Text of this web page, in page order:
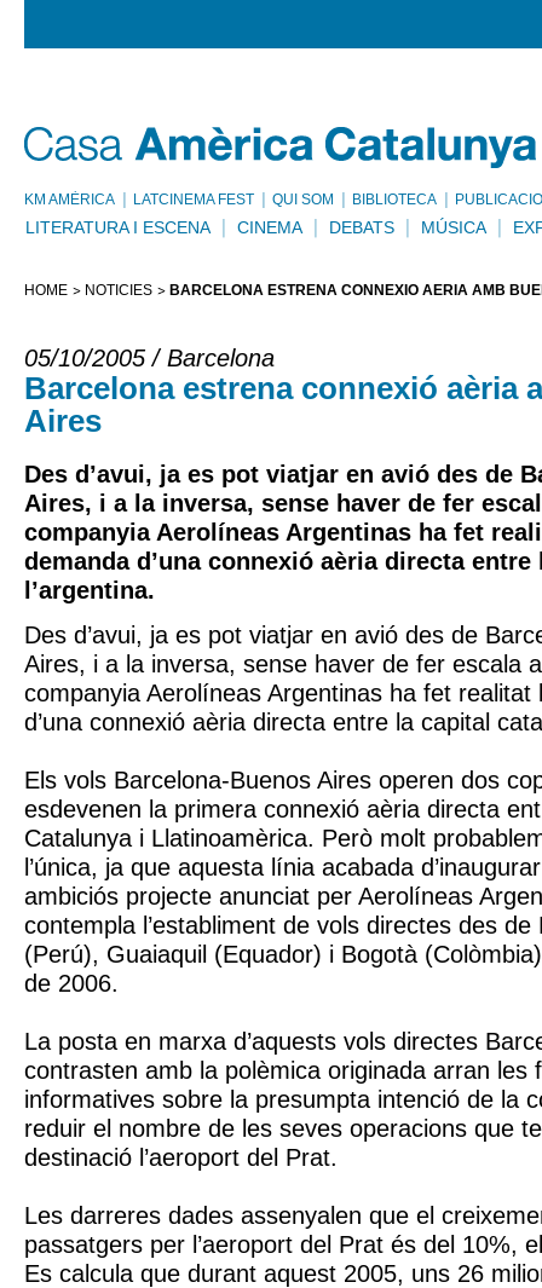
KM AMÈRICA LATCINEMA FEST QUI SOM BIBLIOTECA
LITERATURA I ESCENA CINEMA DEBATS MÚSICA
HOME NOTÍCIES BARCELONA ESTRENA CONNEXIÓ AÈRIA AMB
05/10/2005 / Barcelona
Barcelona estrena connexió aèria
Aires
Des d’avui, ja es pot viatjar en avió des de
Aires, i a la inversa, sense haver de fer
companyia Aerolíneas Argentinas ha fet
demanda d’una connexió aèria directa
l’argentina.
Des d’avui, ja es pot viatjar en avió des de
Aires, i a la inversa, sense haver de fer escala
companyia Aerolíneas Argentinas ha fet realitat
d’una connexió aèria directa entre la capital
Els vols Barcelona-Buenos Aires operen dos
esdevenen la primera connexió aèria directa
Catalunya i Llatinoamèrica. Però molt
l’única, ja que aquesta línia acabada
ambiciós projecte anunciat per Aerolíneas
contempla l’establiment de vols directes des
(Perú), Guaiaquil (Equador) i Bogotà
de 2006.
La posta en marxa d’aquests vols directes
contrasten amb la polèmica originada arran les
informatives sobre la presumpta intenció de la
reduir el nombre de les seves operacions que
destinació l’aeroport del Prat.
Les darreres dades assenyalen que el
passatgers per l’aeroport del Prat és del 10%,
Es calcula que durant aquest 2005, uns 26